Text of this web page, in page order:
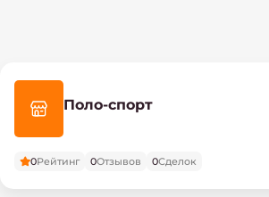
Поло-спорт
0Рейтинг 0Отзывов 0Сделок